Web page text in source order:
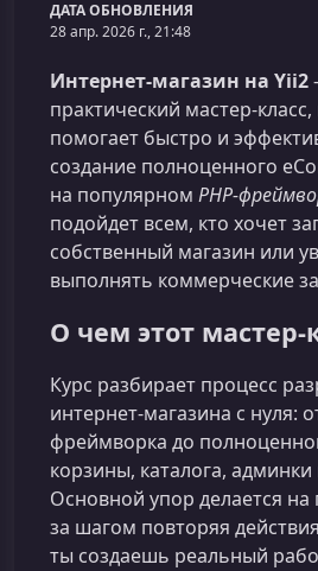
ДАТА ОБНОВЛЕНИЯ
28 апр. 2026 г., 21:48
Интернет-магазин на Yii2
практический
помогает быстро и
создание полноценного
на популярном
подойдет всем, кто хочет
собственный магазин или
выполнять коммерческие
О чем этот мастер-
Курс разбирает процесс
интернет-магазина с нуля:
фреймворка до
корзины, каталога,
Основной упор делается
за шагом повторяя
ты создаешь реальный